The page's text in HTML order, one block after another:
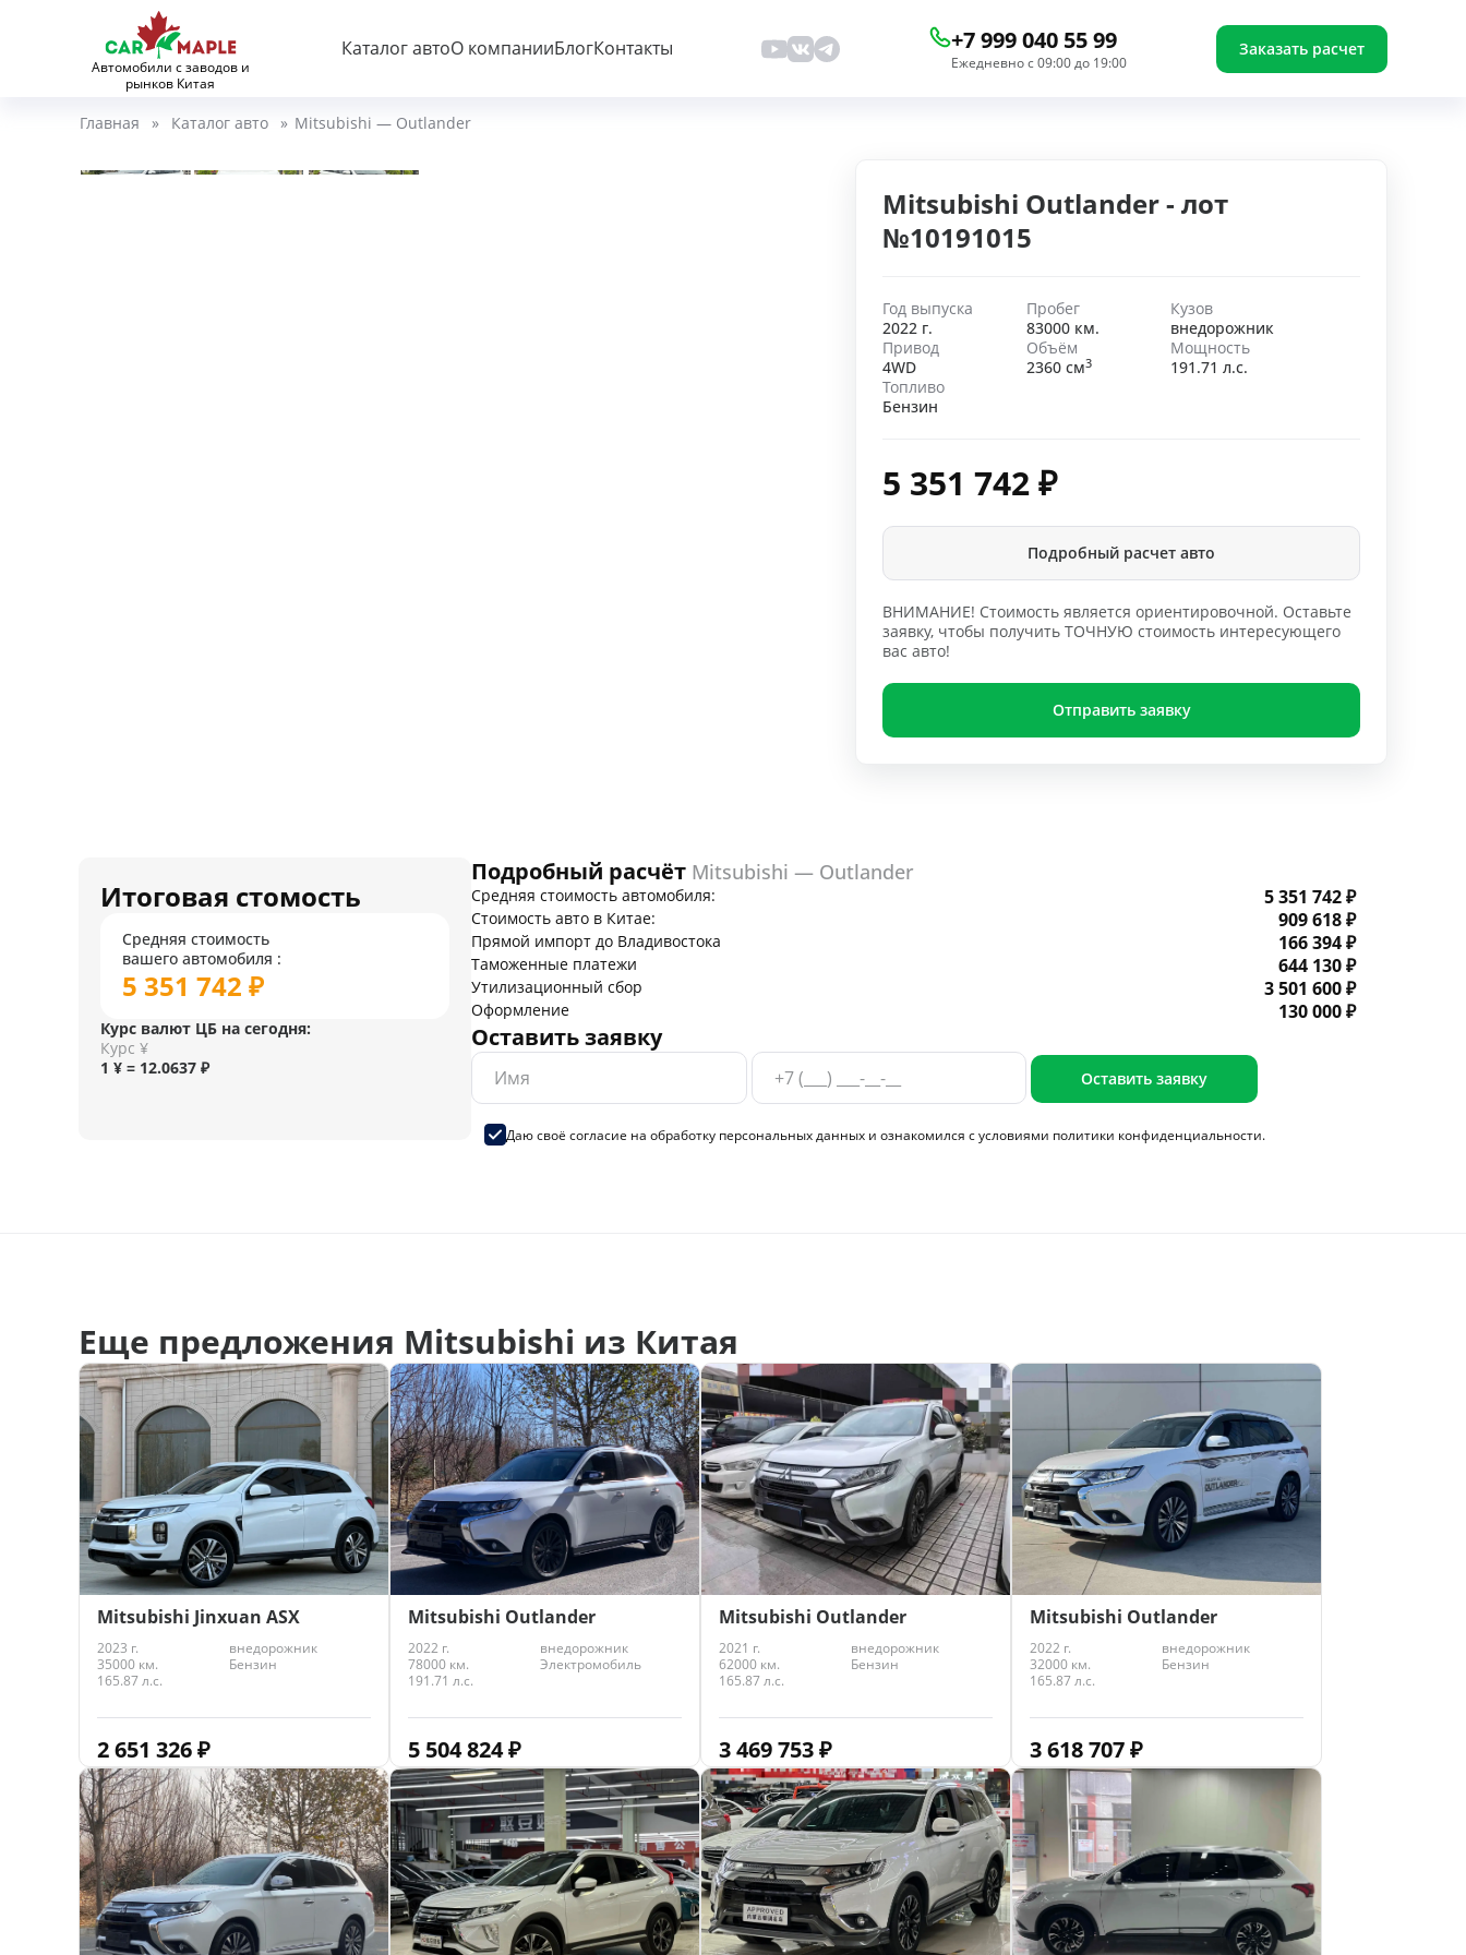
Автомобили с заводов и
рынков Китая
Каталог автоО компанииБлогКонтакты +7 999 040 55 99
Ежедневно с 09:00 до 19:00
Заказать расчет
Главная » Каталог авто » Mitsubishi — Outlander
Mitsubishi Outlander - лот
№10191015
Год выпуска
2022 г.
Пробег
83000 км.
Кузов
внедорожник
Привод
4WD
Объём
2360 см3
Мощность
191.71 л.с.
Топливо
Бензин
5 351 742₽
Подробный расчет авто
ВНИМАНИЕ! Стоимость является ориентировочной. Оставьте
заявку, чтобы получить ТОЧНУЮ стоимость интересующего
вас авто!
Отправить заявку
Итоговая стомость
Средняя стоимость
вашего автомобиля :
5 351 742 ₽
Курс валют ЦБ на сегодня:
Курс ¥
1 ¥ = 12.0637 ₽
Подробный расчёт Mitsubishi — Outlander
Средняя стоимость автомобиля: 5 351 742 ₽
Стоимость авто в Китае: 909 618 ₽
Прямой импорт до Владивостока 166 394 ₽
Таможенные платежи 644 130 ₽
Утилизационный сбор 3 501 600 ₽
Оформление 130 000 ₽
Оставить заявку
Оставить заявку
Даю своё согласие на обработку персональных данных и ознакомился с условиями политики конфиденциальности.
Еще предложения Mitsubishi из Китая
Mitsubishi Jinxuan ASX
2023 г.
внедорожник
35000 км.
Бензин
165.87 л.с.
2 651 326₽
Mitsubishi Outlander
2022 г.
внедорожник
78000 км.
Электромобиль
191.71 л.с.
5 504 824₽
Mitsubishi Outlander
2021 г.
внедорожник
62000 км.
Бензин
165.87 л.с.
3 469 753₽
Mitsubishi Outlander
2022 г.
внедорожник
32000 км.
Бензин
165.87 л.с.
3 618 707₽